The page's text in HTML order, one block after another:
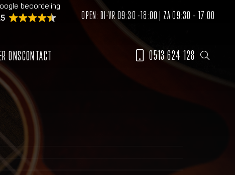
beoordeling
OPEN: DI-VR 09:30 -18:00 | ZA 09:30 – 17:00
ONSCONTACT 0513 624 128